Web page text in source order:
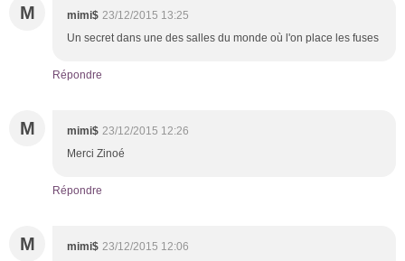
M mimi$ 23/12/2015 13:25
Un secret dans une des salles du monde où l'on place les fuses
Répondre
M mimi$ 23/12/2015 12:26
Merci Zinoé
Répondre
M mimi$ 23/12/2015 12:06